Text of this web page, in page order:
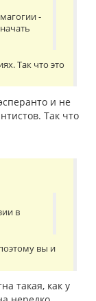
-
Так что это
и не
Так что
в
вы и
такая, как у